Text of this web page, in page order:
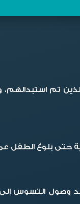
يظهروا في فم الإنسان غير ناتجة عن استبدال الأسنان
الـ 12 عام أو أكثر
وصول التسوس إلى